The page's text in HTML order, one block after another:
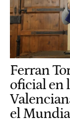
Ferran
oficial en
el